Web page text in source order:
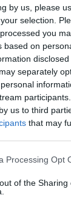
by us, please
selection.
you
based on
separately
us to third
that may
website/app
or usage
to Google
Processing Opt
of the Sharing